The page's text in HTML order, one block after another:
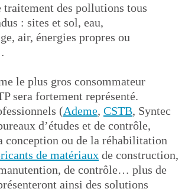
traitement des pollutions tous
: sites et sol, eau,
air, énergies propres ou
le plus gros consommateur
sera fortement représenté.
(Ademe, CSTB, Syntec
d’études et de contrôle,
conception ou de la réhabilitation
de matériaux de construction,
de contrôle… plus de
ainsi des solutions